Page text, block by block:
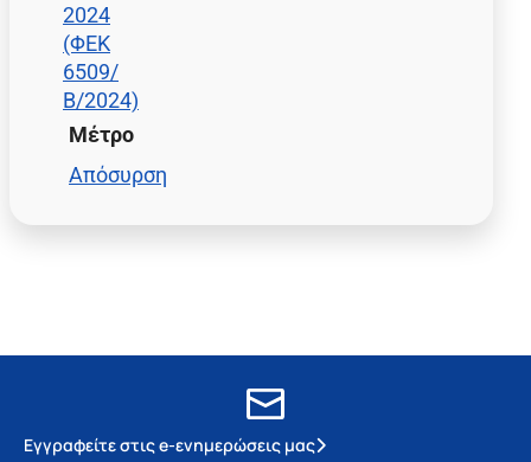
2024
(ΦΕΚ
6509/
Β/2024)
Μέτρο
Απόσυρση
Εγγραφείτε στις e-ενημερώσεις μας